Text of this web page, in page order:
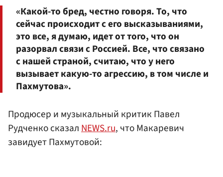
«Какой-то бред, честно говоря. То, что
сейчас происходит с его высказываниями,
это все, я думаю, идет от того, что он
разорвал связи с Россией. Все, что связано
с нашей страной, считаю, что у него
вызывает какую-то агрессию, в том числе и
Пахмутова».
Продюсер и музыкальный критик Павел
Рудченко сказалNEWS.ru, что Макаревич
завидует Пахмутовой: